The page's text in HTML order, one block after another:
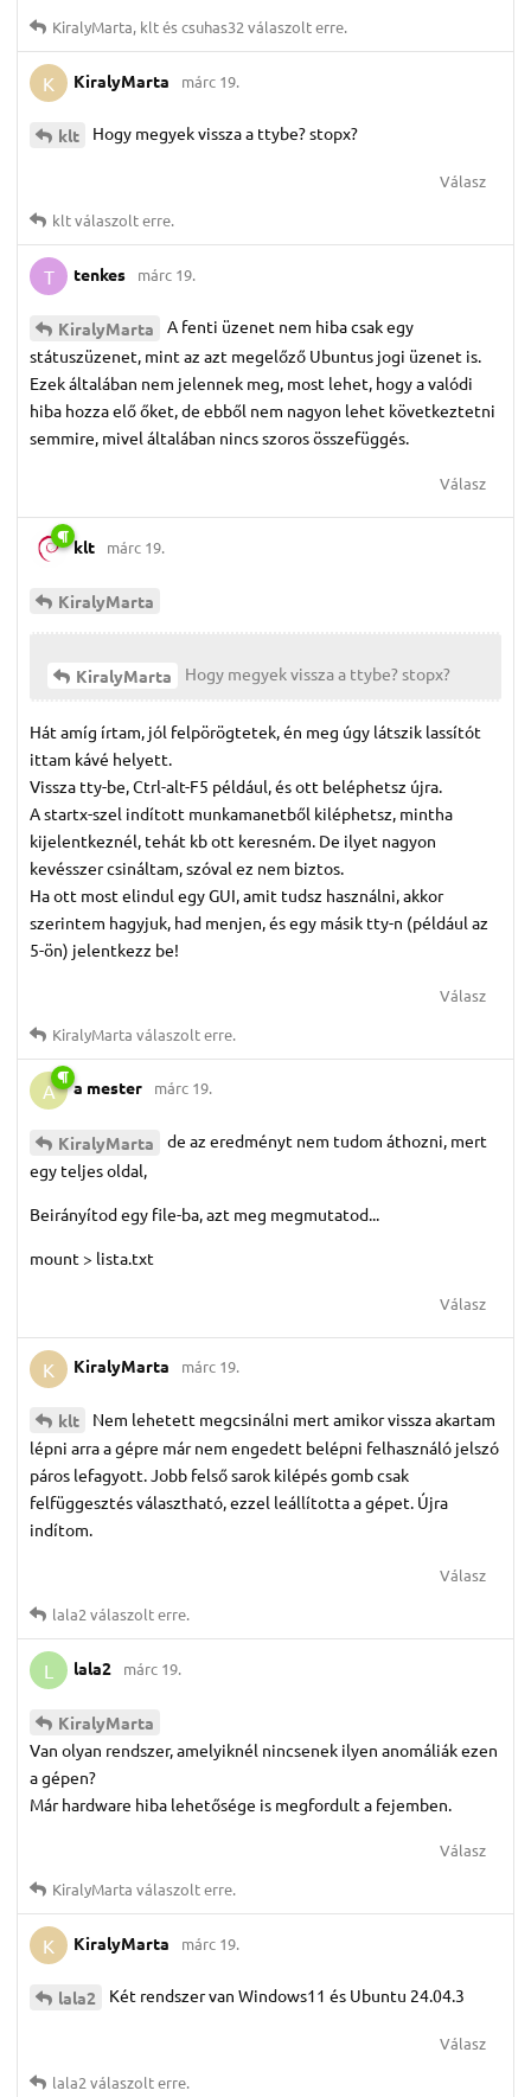
KiralyMarta, kltéscsuhas32 válaszolt erre.
K KiralyMarta márc 19.
klt Hogy megyek vissza a ttybe? stopx?
Válasz
kltválaszolt erre.
T tenkes márc 19.
KiralyMarta
A fenti üzenet nem hiba csak egy
státuszüzenet, mint az azt megelőző Ubuntus jogi üzenet is.
Ezek általában nem jelennek meg, most lehet, hogy a valódi
hiba hozza elő őket, de ebből nem nagyon lehet következtetni
semmire, mivel általában nincs szoros összefüggés.
Válasz
klt márc 19.
KiralyMarta
KiralyMarta Hogy megyek vissza a ttybe? stopx?
Hát amíg írtam, jól felpörögtetek, én meg úgy látszik lassítót
ittam kávé helyett.
Vissza tty-be, Ctrl-alt-F5 például, és ott beléphetsz újra.
A startx-szel indított munkamanetből kiléphetsz, mintha
kijelentkeznél, tehát kb ott keresném. De ilyet nagyon
kevésszer csináltam, szóval ez nem biztos.
Ha ott most elindul egy GUI, amit tudsz használni, akkor
szerintem hagyjuk, had menjen, és egy másik tty-n (például az
5-ön) jelentkezz be!
Válasz
KiralyMarta válaszolt erre.
A a mester márc 19.
KiralyMarta
de az eredményt nem tudom áthozni, mert
egy teljes oldal,
Beirányítod egy file-ba, azt meg megmutatod...
mount > lista.txt
Válasz
K KiralyMarta márc 19.
klt
Nem lehetett megcsinálni mert amikor vissza akartam
lépni arra a gépre már nem engedett belépni felhasználó jelszó
páros lefagyott. Jobb felső sarok kilépés gomb csak
felfüggesztés választható, ezzel leállította a gépet. Újra
indítom.
Válasz
lala2 válaszolt erre.
L lala2 márc 19.
KiralyMarta
Van olyan rendszer, amelyiknél nincsenek ilyen anomáliák ezen
a gépen?
Már hardware hiba lehetősége is megfordult a fejemben.
Válasz
KiralyMarta válaszolt erre.
K KiralyMarta márc 19.
lala2 Két rendszer van Windows11 és Ubuntu 24.04.3
Válasz
lala2 válaszolt erre.